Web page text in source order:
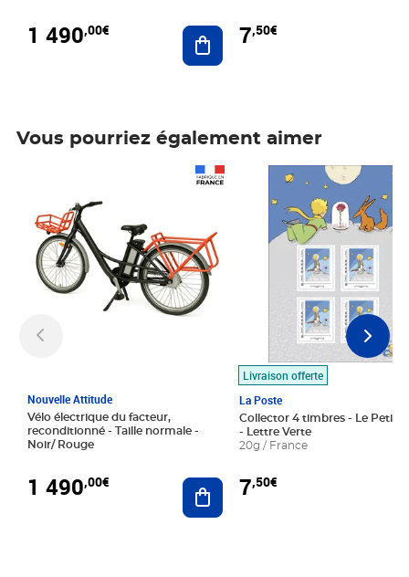
1 490,00€ Ajouter au panier
7,50€
Vous pourriez également aimer
Nouvelle Attitude
Vélo électrique du facteur,
reconditionné - Taille normale -
Noir/ Rouge
1 490,00€ Ajouter au panier
Livraison offerte
La Poste
Collector 4 timbres - Le Petit
- Lettre Verte
20g / France
7,50€
Prix 7,50€